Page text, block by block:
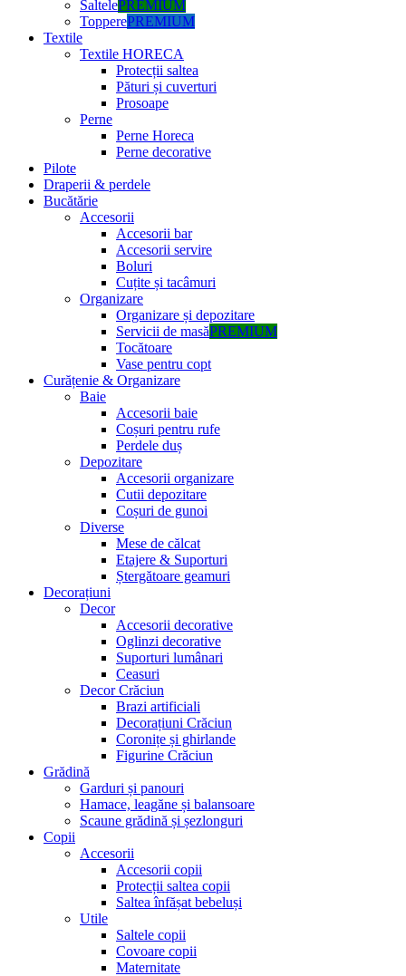
SaltelePREMIUM
TopperePREMIUM
Textile
Textile HORECA
Protecții saltea
Pături și cuverturi
Prosoape
Perne
Perne Horeca
Perne decorative
Pilote
Draperii & perdele
Bucătărie
Accesorii
Accesorii bar
Accesorii servire
Boluri
Cuțite și tacâmuri
Organizare
Organizare și depozitare
Servicii de masăPREMIUM
Tocătoare
Vase pentru copt
Curățenie & Organizare
Baie
Accesorii baie
Coșuri pentru rufe
Perdele duș
Depozitare
Accesorii organizare
Cutii depozitare
Coșuri de gunoi
Diverse
Mese de călcat
Etajere & Suporturi
Ștergătoare geamuri
Decorațiuni
Decor
Accesorii decorative
Oglinzi decorative
Suporturi lumânari
Ceasuri
Decor Crăciun
Brazi artificiali
Decorațiuni Crăciun
Coronițe și ghirlande
Figurine Crăciun
Grădină
Garduri și panouri
Hamace, leagăne și balansoare
Scaune grădină și șezlonguri
Copii
Accesorii
Accesorii copii
Protecții saltea copii
Saltea înfășat bebeluși
Utile
Saltele copii
Covoare copii
Maternitate